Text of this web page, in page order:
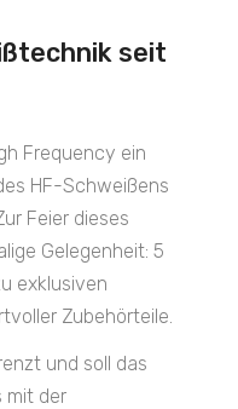
seit
Frequency ein
HF-Schweißens
Feier dieses
Gelegenheit: 5
exklusiven
Zubehörteile.
und soll das
mit der